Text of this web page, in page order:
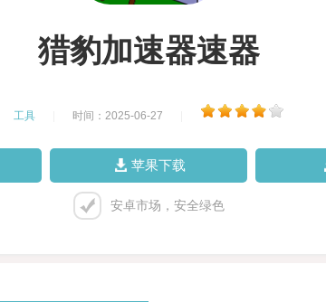
猎豹加速器速器
工具 时间：2025-06-27
苹果下载
安卓市场，安全绿色